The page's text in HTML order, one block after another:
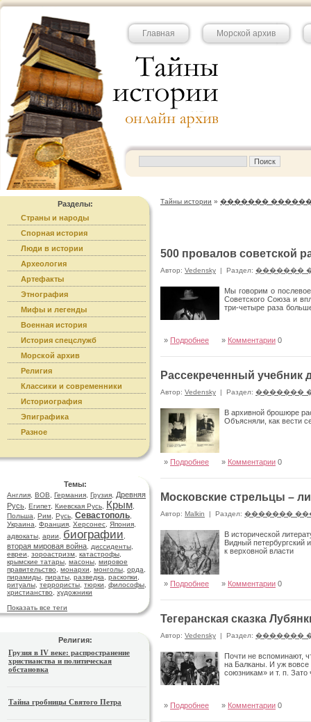
Главная Морской архив
Разделы:
Страны и народы
Спорная история
Люди в истории
Археология
Артефакты
Этнография
Мифы и легенды
Военная история
История спецслужб
Морской архив
Религия
Классики и современники
Историография
Эпиграфика
Разное
Темы:
Англия ВОВ Германия Грузия
Древняя
Русь Египет, Киевская Русь Крым
Польша
Рим Русь Севастополь
Украина
Франция Херсонес Япония
адвокаты арии биографии
вторая мировая война диссиденты
евреи
зороастризм катастрофы
крымские татары масоны мировое
правительство
монархи монголы орда
пирамиды пираты разведка раскопки
ритуалы террористы тюрки философы
христианство
художники
Показать все теги
Религия:
Грузия в IV веке: распространение
христианства и политическая
обстановка
Тайна гробницы Святого Петра
Тайны истории » �������
500 провалов советской
Автор: Vedensky | Раздел: �������
Мы говорим о
Советского Союза и
три-четыре раза
» Подробнее » Комментарии 0
Рассекреченный учебник
Автор: Vedensky | Раздел: �������
В архивной брошюре
Объясняли, как вести
» Подробнее » Комментарии 0
Московские стрельцы –
Автор: Malkin | Раздел: �������
В исторической
Видный петербургский
к верховной власти
» Подробнее » Комментарии 0
Тегеранская сказка
Автор: Vedensky | Раздел: �������
Почти не вспоминают,
на Балканы. И уж вовсе
союзникам» и т. п. Зато
» Подробнее » Комментарии 0